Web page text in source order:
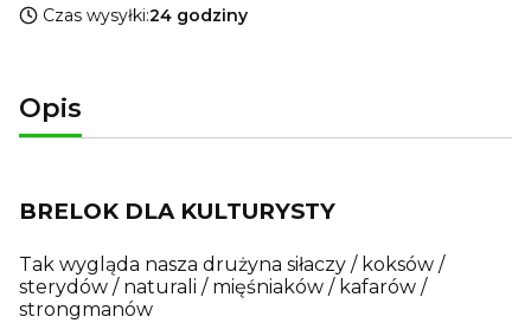
Czas wysyłki:24 godziny
Opis
BRELOK DLA KULTURYSTY
Tak wygląda nasza drużyna siłaczy / koksów /
sterydów / naturali / mięśniaków / kafarów /
strongmanów